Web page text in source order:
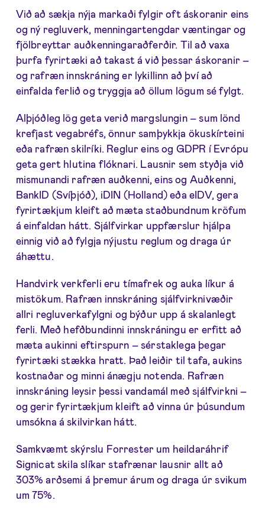
Við að sækja nýja markaði fylgir oft áskoranir eins
og ný regluverk, menningartengdar væntingar og
fjölbreyttar auðkenningaraðferðir. Til að vaxa
þurfa fyrirtæki að takast á við þessar áskoranir –
og rafræn innskráning er lykillinn að því að
einfalda ferlið og tryggja að öllum lögum sé fylgt.
Alþjóðleg lög geta verið margslungin – sum lönd
krefjast vegabréfs, önnur samþykkja ökuskírteini
eða rafræn skilríki. Reglur eins og GDPR í Evrópu
geta gert hlutina flóknari. Lausnir sem styðja við
mismunandi rafræn auðkenni, eins og Auðkenni,
BankID (Svíþjóð), iDIN (Holland) eða eIDV, gera
fyrirtækjum kleift að mæta staðbundnum kröfum
á einfaldan hátt. Sjálfvirkar uppfærslur hjálpa
einnig við að fylgja nýjustu reglum og draga úr
áhættu.
Handvirk verkferli eru tímafrek og auka líkur á
mistökum. Rafræn innskráning sjálfvirknivæðir
allri regluverkafylgni og býður upp á skalanlegt
ferli. Með hefðbundinni innskráningu er erfitt að
mæta aukinni eftirspurn – sérstaklega þegar
fyrirtæki stækka hratt. Það leiðir til tafa, aukins
kostnaðar og minni ánægju notenda. Rafræn
innskráning leysir þessi vandamál með sjálfvirkni –
og gerir fyrirtækjum kleift að vinna úr þúsundum
umsókna á skilvirkan hátt.
Samkvæmt skýrslu Forrester um heildaráhrif
Signicat skila slíkar stafrænar lausnir allt að
303% arðsemi á þremur árum og draga úr svikum
um 75%.